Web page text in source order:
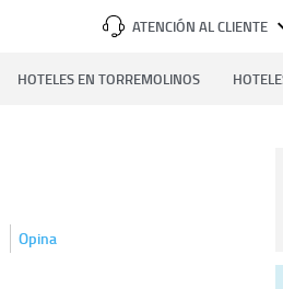
ATENCIÓN AL CLIENTE
HOTELES EN TORREMOLINOS
Opina